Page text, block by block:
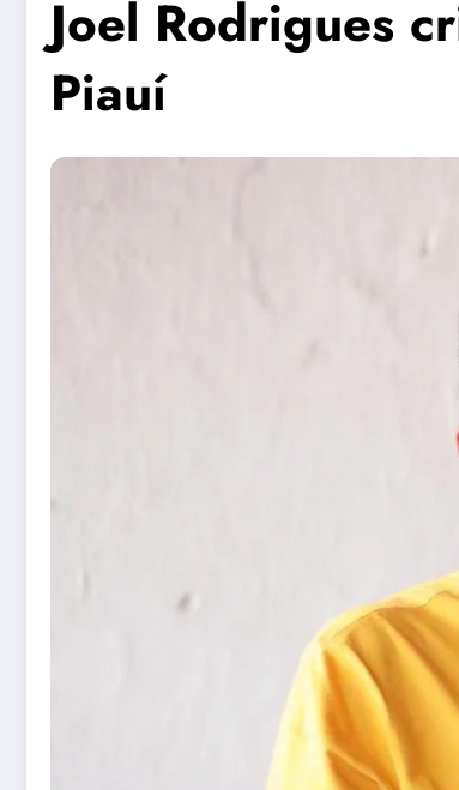
Joel Rodrigues
Piauí